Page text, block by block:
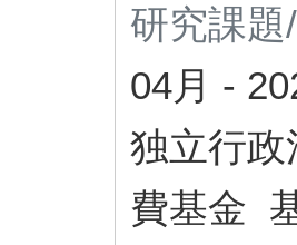
研究課
04月 -
独立行
費基金